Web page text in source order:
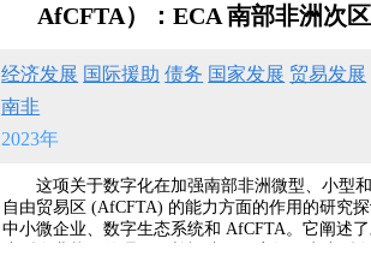
AfCFTA）：ECA 南部非洲次
经济发展 国际援助 债务 国家发展 贸易发展
南非
2023年
这项关于数字化在加强南部非洲微型、小型
自由贸易区 (AfCFTA) 的能力方面的作用的研究
中小微企业、数字生态系统和 AfCFTA。它阐述